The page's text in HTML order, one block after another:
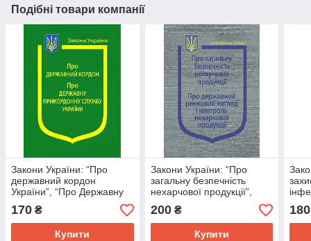
Подібні товари компанії
Закони України: “Про
державний кордон
України”, “Про Державну
прикордонну службу
України”
170 ₴
Купити
Закони України: “Про
загальну безпечність
нехарчової продукції”,
“Про державний ринковий
нагляд і контроль
нехарчової продукції”
200₴
Купити
180